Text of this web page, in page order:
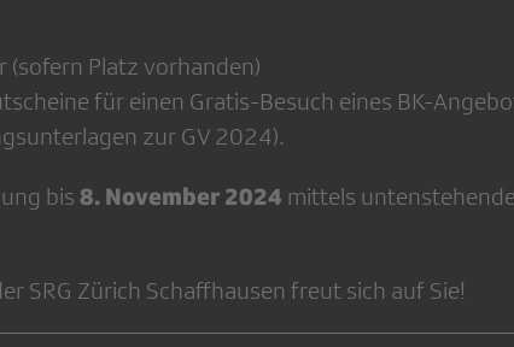
(sofern Platz vorhanden)
für einen Gratis-Besuch eines BK-
zur GV 2024).
bis 8. November 2024 mittels
SRG Zürich Schaffhausen freut sich auf Sie!